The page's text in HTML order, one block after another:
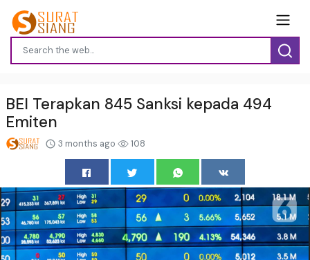
BEI Terapkan 845 Sanksi kepada 494
Emiten
3 months ago 108